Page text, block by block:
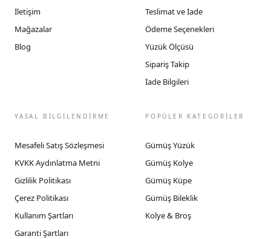
İletişim
Mağazalar
Blog
Teslimat ve İade
Ödeme Seçenekleri
Yüzük Ölçüsü
Sipariş Takip
İade Bilgileri
YASAL BİLGİLENDİRME
Mesafeli Satış Sözleşmesi
KVKK Aydınlatma Metni
Gizlilik Politikası
Çerez Politikası
Kullanım Şartları
Garanti Şartları
POPÜLER KATEGORİLER
Gümüş Yüzük
Gümüş Kolye
Gümüş Küpe
Gümüş Bileklik
Kolye & Broş